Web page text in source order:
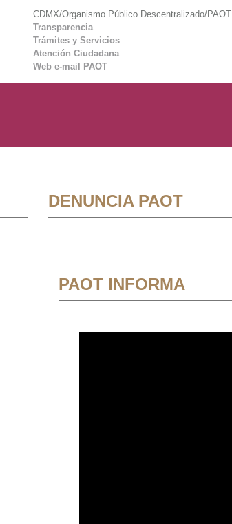
CDMX/Organismo Público Descentralizado/PAOT
Transparencia
Trámites y Servicios
Atención Ciudadana
Web e-mail PAOT
DENUNCIA PAOT
PAOT INFORMA